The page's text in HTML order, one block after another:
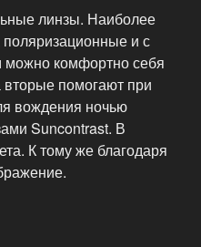
линзы. Наиболее
и с
комфортно себя
вторые помогают при
вождения ночью
Suncontrast. В
К тому же благодаря